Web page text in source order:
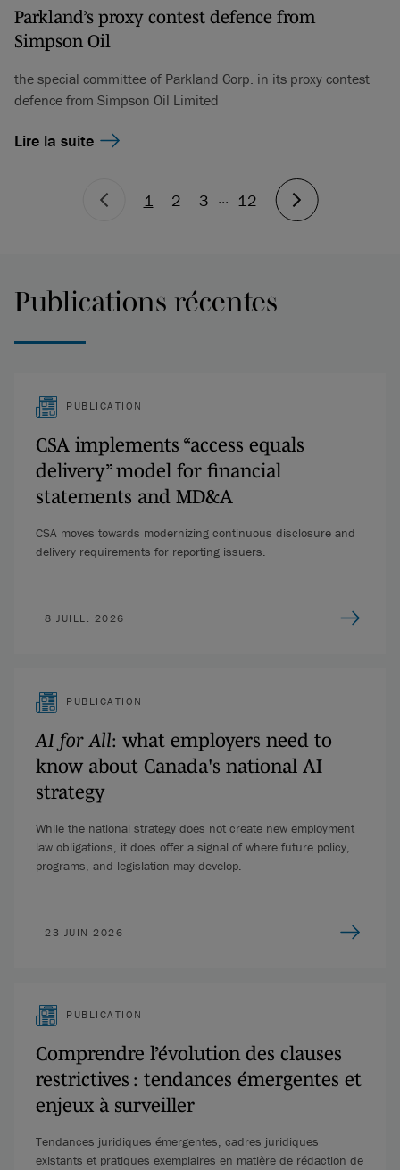
Parkland’s proxy contest defence from
Simpson Oil
the special committee of Parkland Corp. in its proxy contest
defence from Simpson Oil Limited
Lire la suite
1 2 3 ... 12
Publications récentes
PUBLICATION
CSA implements “access equals
delivery” model for financial
statements and MD&A
CSA moves towards modernizing continuous disclosure and
delivery requirements for reporting issuers.
8 JUILL. 2026
PUBLICATION
AI for All: what employers need to
know about Canada's national AI
strategy
While the national strategy does not create new employment
law obligations, it does offer a signal of where future policy,
programs, and legislation may develop.
23 JUIN 2026
PUBLICATION
Comprendre l’évolution des clauses
restrictives : tendances émergentes et
enjeux à surveiller
Tendances juridiques émergentes, cadres juridiques
existants et pratiques exemplaires en matière de rédaction de